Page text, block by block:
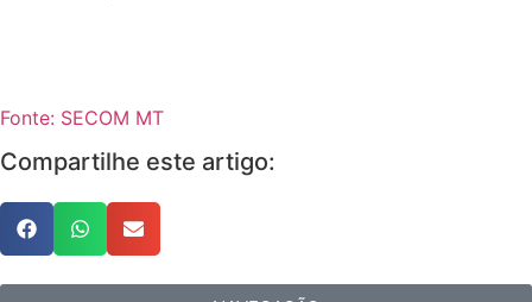
Fonte: SECOM MT
Compartilhe este artigo: